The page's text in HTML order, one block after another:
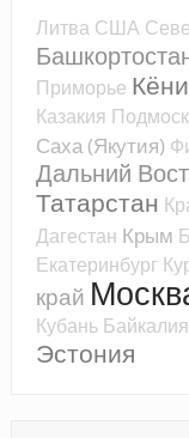
Литва США
Приморье
Казакия
Саха (Якутия)
Дальний
Татарстан
Дагестан Крым
Екатеринбург
край
Кубань Байкалия
Эстония